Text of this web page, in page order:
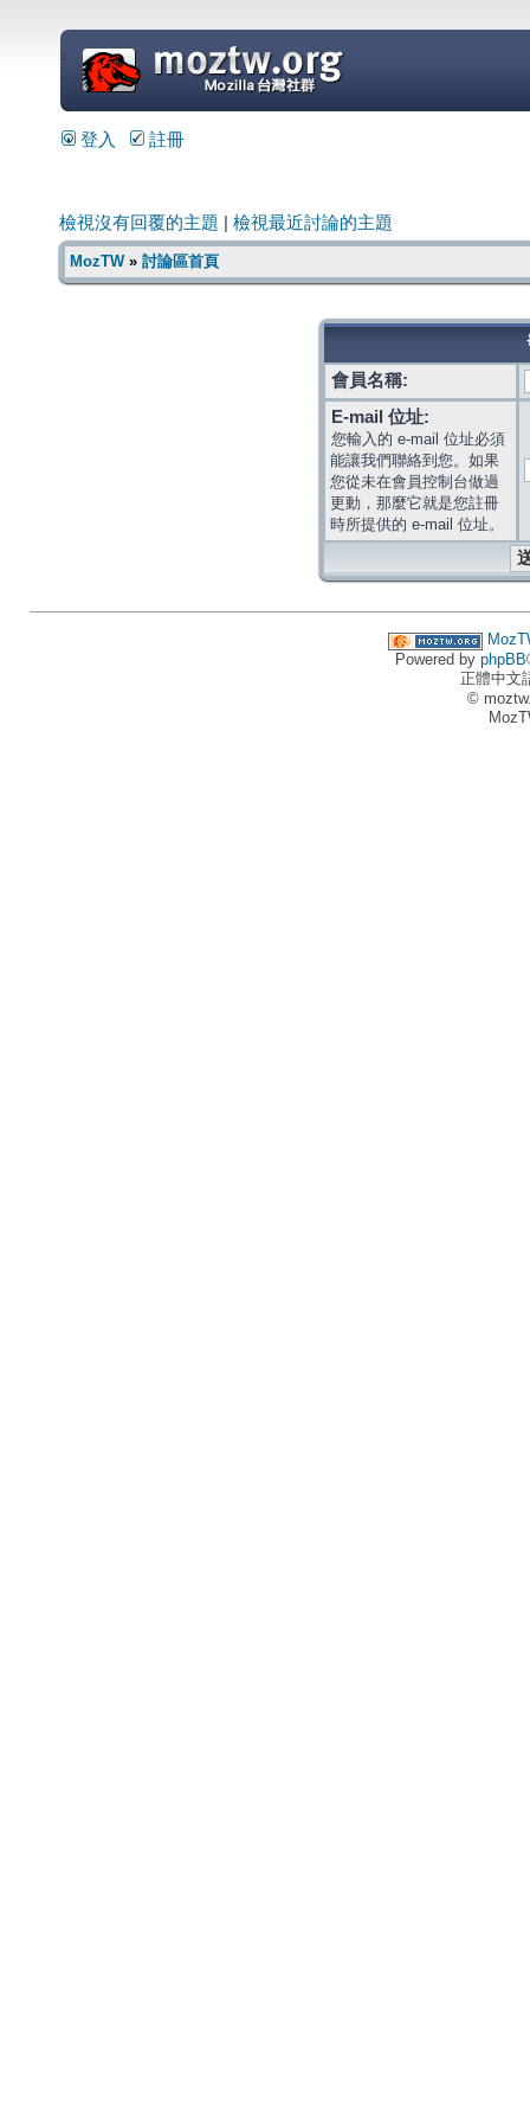
=
登入 註冊
檢視沒有回覆的主題 檢視最近討論的主題
MozTW» 討論區首頁
會員名稱:
E-mail 位址:
您輸入的 e-mail 位址必須
能讓我們聯絡到您。如果
您從未在會員控制台做過
更動，那麼它就是您註冊
時所提供的 e-mail 位址。
Powered by phpBB
正體中文
©